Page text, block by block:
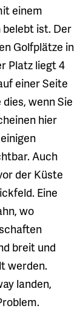
einem
ist. Der
Golfplätze in
Platz liegt 4
einer Seite
wenn Sie
hier
Auch
der Küste
Eine
wo
breit und
werden.
landen,